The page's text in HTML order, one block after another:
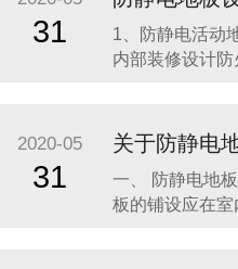
31
1、防静电活动
内部装修设计防火规
空调风库用：基
板能互换，并有
空间作为空调风
2020-05
31
关于防静电
一、 防静电地板
板的铺设应在